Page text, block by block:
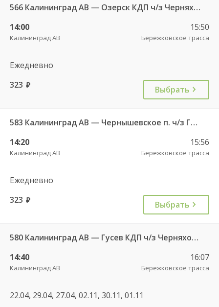
566 Калининград АВ — Озерск КДП ч/з Черняховск АС
14:00
Калининград АВ
15:50
Бережковское трасса
Ежедневно
323 руб. Выбрать
583 Калининград АВ — Чернышевское п. ч/з Гвардейск КДП, Черняховск АС
14:20
Калининград АВ
15:56
Бережковское трасса
Ежедневно
323 руб. Выбрать
580 Калининград АВ — Гусев КДП ч/з Черняховск АС
14:40
Калининград АВ
16:07
Бережковское трасса
22.04, 29.04, 27.04, 02.11, 30.11, 01.11